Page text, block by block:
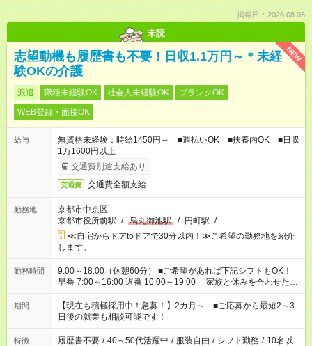
掲載日：2026.08.05
未読
NEW
志望動機も履歴書も不要！日収1.1万円～＊未経
験OKの介護
派遣 職種未経験OK 社会人未経験OK
ブランクOK
WEB登録・面接OK
給与
無資格未経験：時給1450円～ ■週払いOK ■扶養内OK ■日収
1万1600円以上
交通費別途支給あり
交通費 交通費全額支給
勤務地
京都市中京区
京都市役所前駅 / 烏丸御池駅 / 円町駅 / …
≪自宅からドアtoドアで30分以内！≫ご希望の勤務地を紹介
します。
勤務時間
9:00～18:00（休憩60分） ■ご希望があれば下記シフトもOK！
早番 7:00～16:00 遅番 10:00～19:00 「家族と休みを合わせた
い」 「余裕を持って夕飯の準備がしたい」 「できれば残業はし
たくない」 など、ご希望を教えてくださいね。 ※Wワーク希望
の方へ 今ご覧のお仕事で希望する勤務時間と、もう1つのお仕事
の勤務時間。 合計で週40時間を超える場合は応募できません。
期間
【現在も積極採用中！急募！】2カ月～ ■ご応募から最短2～3
日後の就業も相談可能です！
特徴 履歴書不要 / 40～50代活躍中 / 服装自由 / シフト勤務 / 10名以